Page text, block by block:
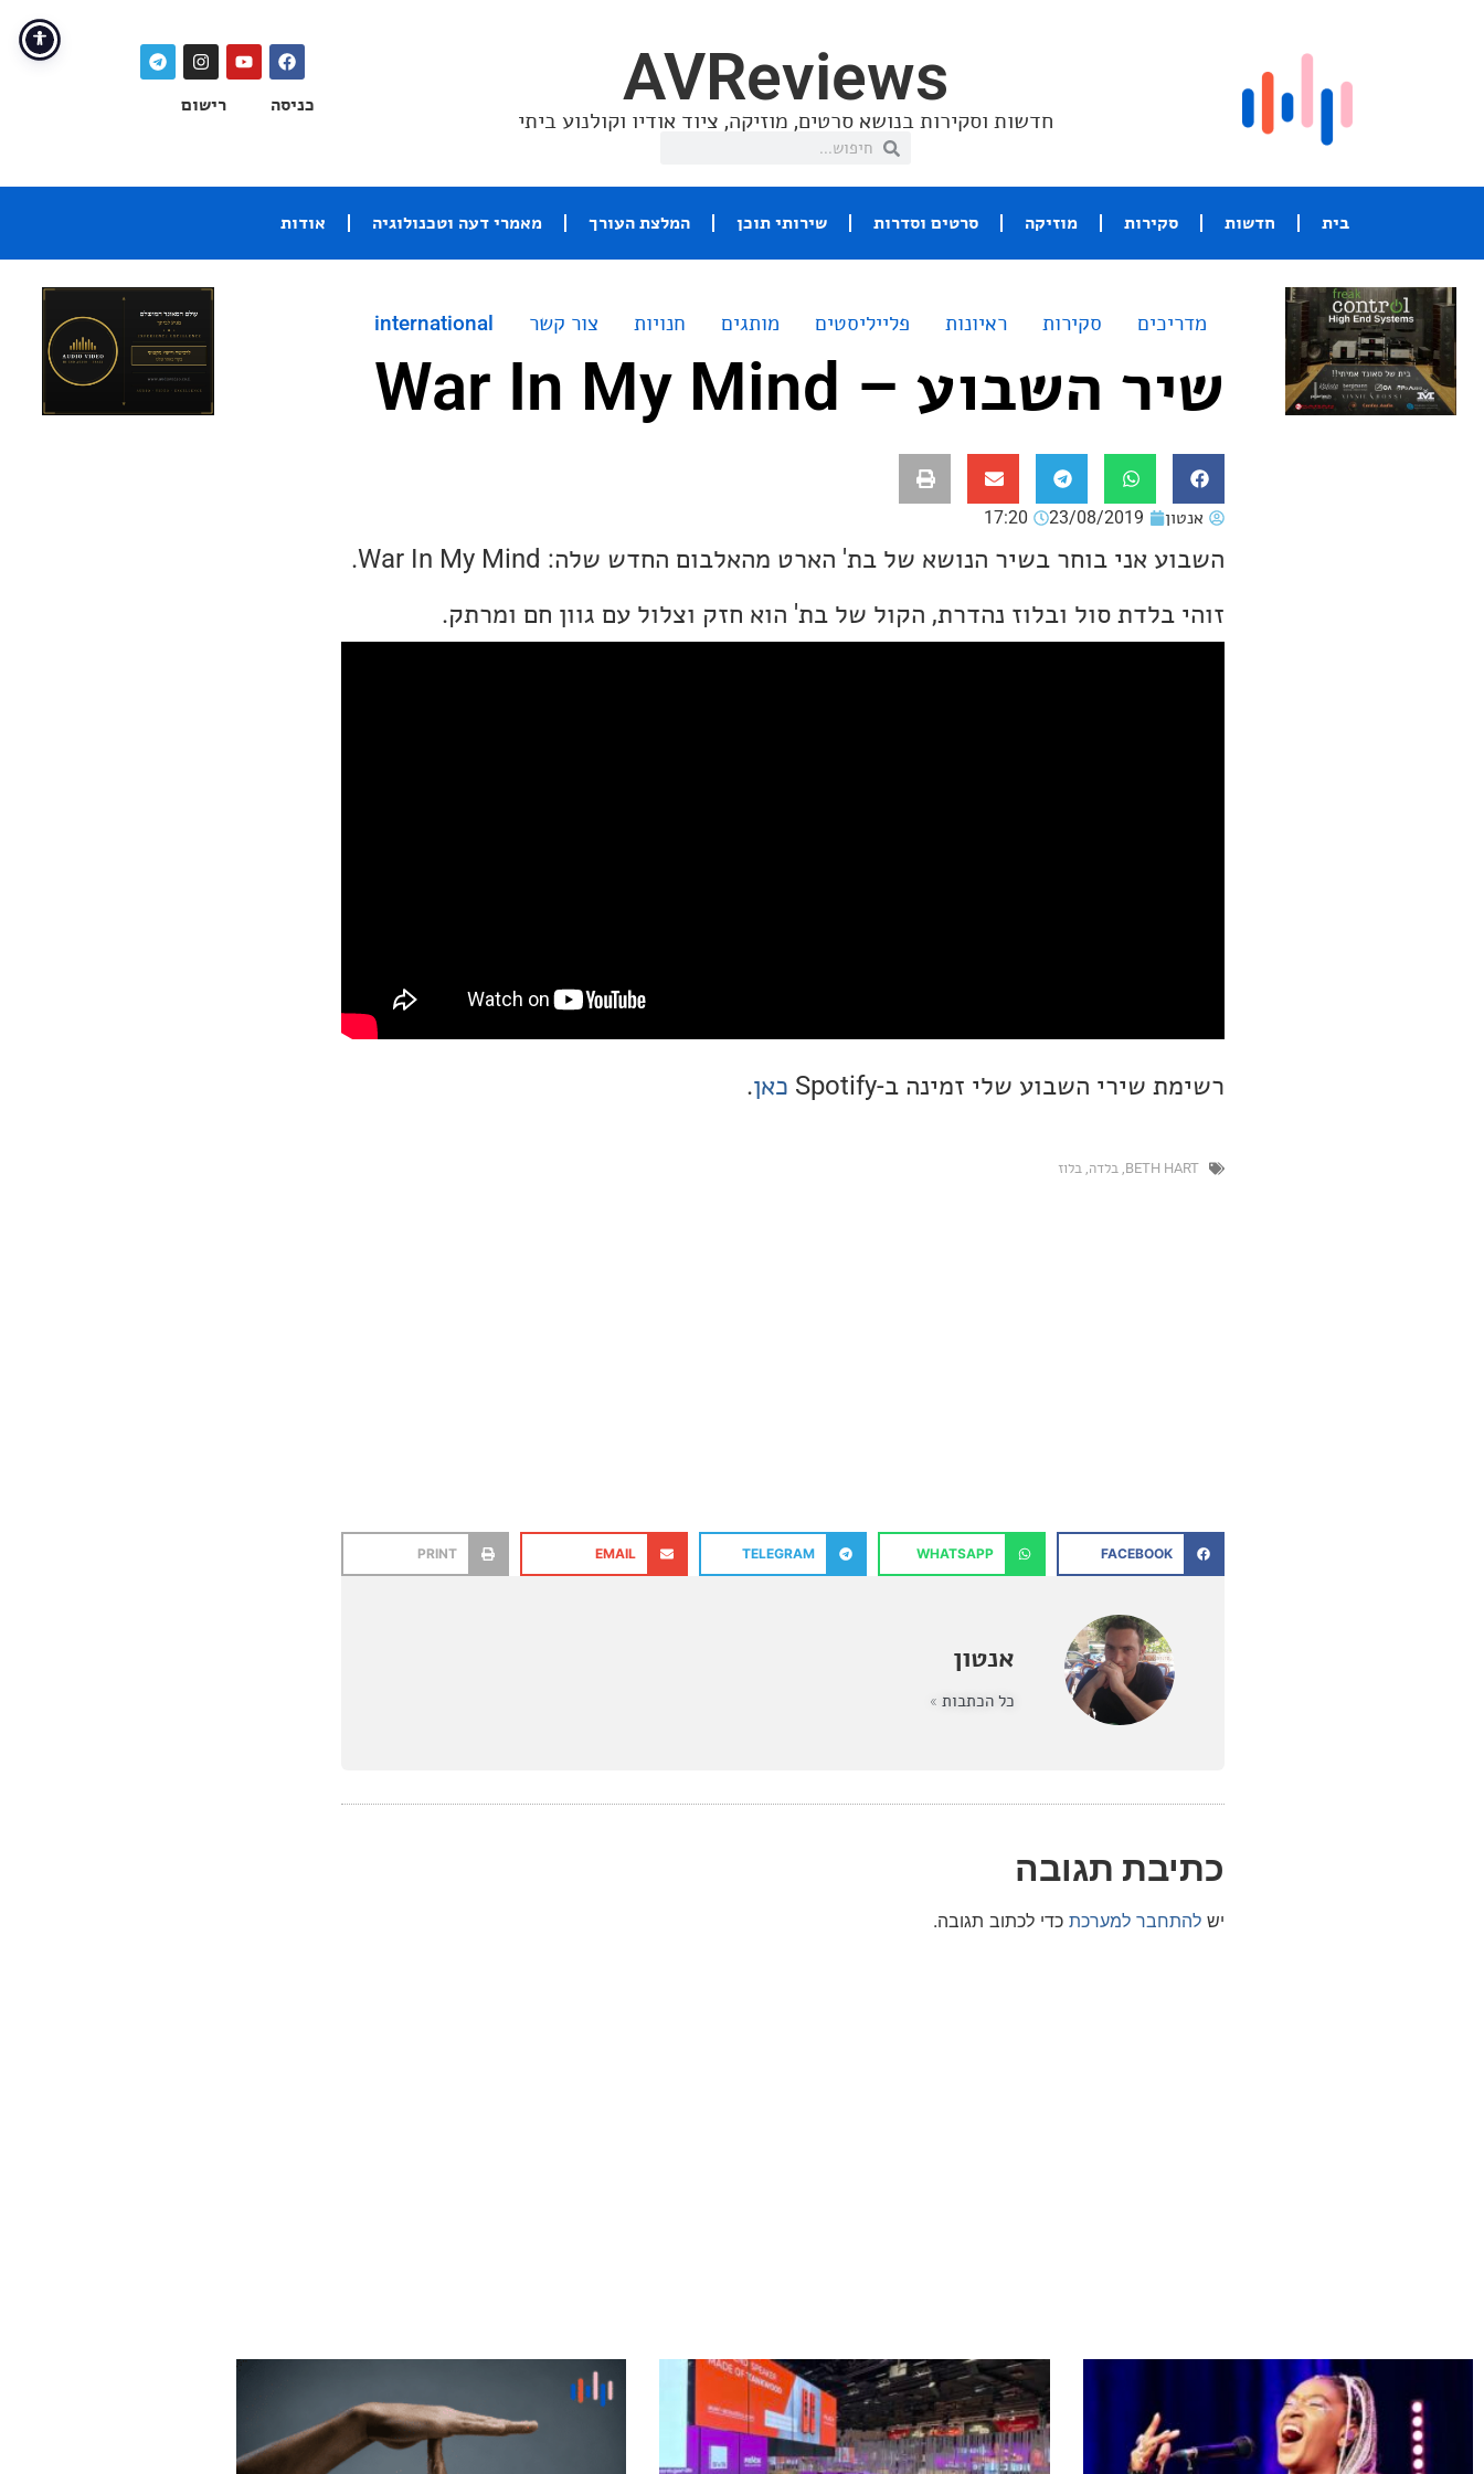
AVReviews
חדשות וסקירות בנושא סרטים, מוזיקה, ציוד אודיו וקולנוע ביתי
כניסה רישום
בית חדשות סקירות מוזיקה סרטים וסדרות שירותי תוכן המלצת העורך מאמרי דעה וטכנולוגיה אודות
מדריכים סקירות ראיונות פלייליסטים מותגים חנויות צור קשר international
שיר השבוע – War In My Mind
אנטון 23/08/2019
17:20
השבוע אני בוחר בשיר הנושא של בת' הארט מהאלבום החדש שלה: War In My Mind.
זוהי בלדת סול ובלוז נהדרת, הקול של בת' הוא חזק וצלול עם גוון חם ומרתק.
רשימת שירי השבוע שלי זמינה ב-Spotify כאן.
BETH HART
,בלדה,בלוז
FACEBOOK
WHATSAPP
TELEGRAM
EMAIL
PRINT
אנטון
כל הכתבות »
כתיבת תגובה
ישלהתחבר למערכת כדי לכתוב תגובה.